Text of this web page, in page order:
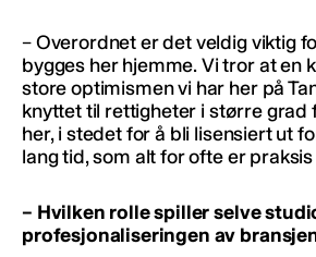
– Overordnet er det veldig viktig
bygges her hjemme. Vi tror at en
store optimismen vi har her på
knyttet til rettigheter i større grad
her, i stedet for å bli lisensiert ut
lang tid, som alt for ofte er
– Hvilken rolle spiller selve
profesjonaliseringen av